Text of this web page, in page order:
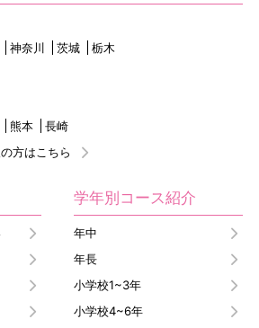
神奈川 茨城
栃木
熊本
長崎
方はこちら
学年別コース紹介
年中
年長
小学校1~3年
小学校4~6年